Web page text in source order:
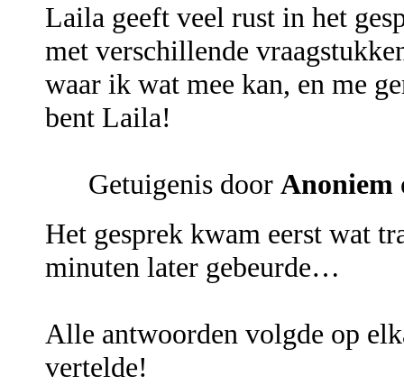
Laila geeft veel rust in het
met verschillende
waar ik wat mee kan, en me
bent Laila!
Getuigenis door Anoniem
Het gesprek kwam eerst wat
minuten later gebeurde…
Alle antwoorden volgde op
vertelde!